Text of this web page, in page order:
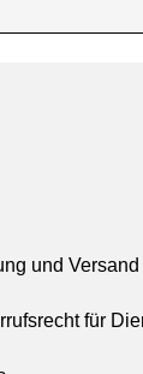
und Versand
für